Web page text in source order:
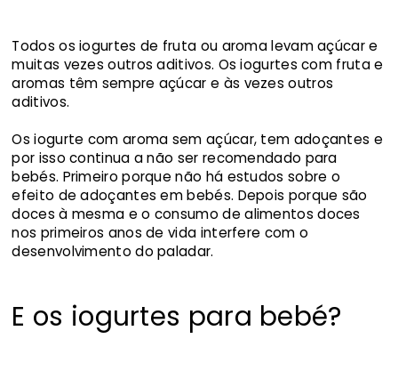
Todos os iogurtes de fruta ou aroma levam açúcar e
muitas vezes outros aditivos. Os iogurtes com fruta e
aromas têm sempre açúcar e às vezes outros
aditivos.
Os iogurte com aroma sem açúcar, tem adoçantes e
por isso continua a não ser recomendado para
bebés. Primeiro porque não há estudos sobre o
efeito de adoçantes em bebés. Depois porque são
doces à mesma e o consumo de alimentos doces
nos primeiros anos de vida interfere com o
desenvolvimento do paladar.
E os iogurtes para bebé?